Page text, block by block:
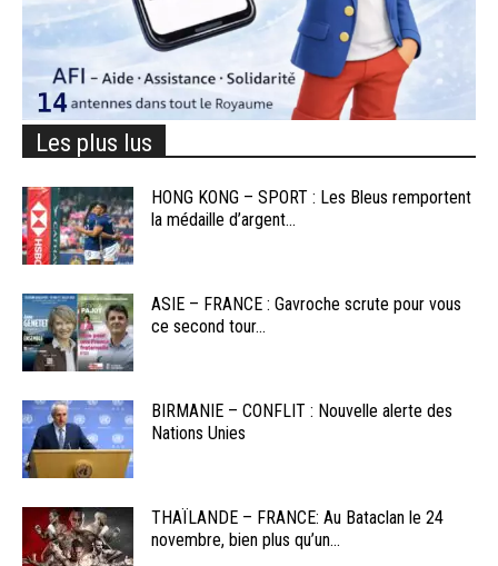
Les plus lus
HONG KONG – SPORT : Les Bleus remportent
la médaille d’argent...
ASIE – FRANCE : Gavroche scrute pour vous
ce second tour...
BIRMANIE – CONFLIT : Nouvelle alerte des
Nations Unies
THAÏLANDE – FRANCE: Au Bataclan le 24
novembre, bien plus qu’un...